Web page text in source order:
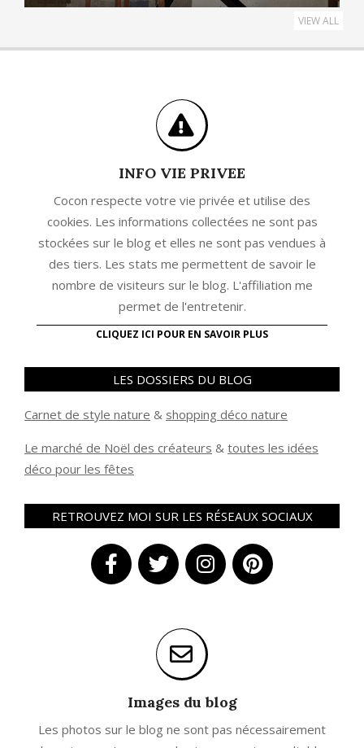
VIEW ALL
INFO VIE PRIVEE
Cocon respecte votre vie privée et utilise des
cookies. Les informations collectées ne sont pas
stockées sur le blog et elles ne sont pas vendues à
des tiers. Les stats me permettent de savoir le
nombre de visiteurs sur le blog. L'affiliation me
permet de l'entretenir.
CLIQUEZ ICI POUR EN SAVOIR PLUS
LES DOSSIERS DU BLOG
Carnet de style nature & shopping déco nature
Le marché de Noël des créateurs & toutes les idées
déco pour les fêtes
RETROUVEZ MOI SUR LES RÉSEAUX SOCIAUX
Images du blog
Les photos sur le blog ne sont pas nécessairement